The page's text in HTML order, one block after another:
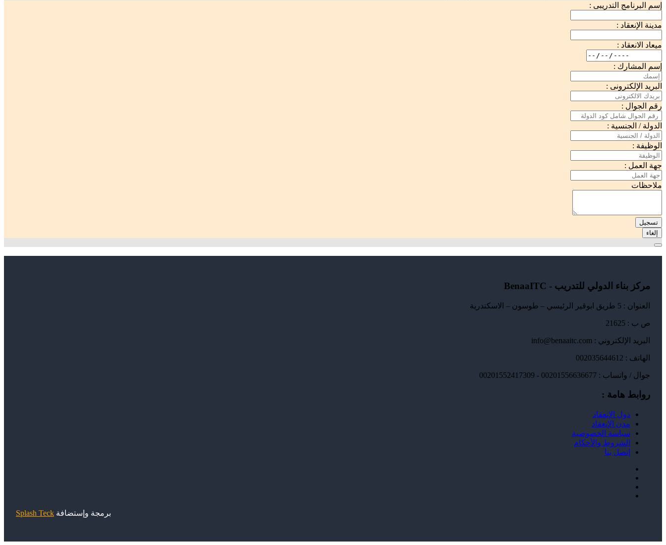
إسم البرنامج التدريبى :
مدينة الإنعقاد :
ميعاد الانعقاد :
إسم المشارك :
البريد الإلكترونى :
رقم الجوال :
الدولة / الجنسية :
الوظيفة :
جهة العمل :
ملاحظات
تسجيل
إلغاء
مركز بناء الدولي للتدريب - BenaaITC
العنوان : 5 طريق ابوقير الرئيسي – طوسون – الاسكندرية
ص ب : 21625
البريد الإلكتروني : info@benaaitc.com
الهاتف : 002035644612
جوال / واتساب : 00201556636677 - 00201552417309
روابط هامة :
دول الإنعقاد
مدن الإنعقاد
سياسة الخصوصية
الشروط والأحكام
إتصل بنا
برمجة وإستضافة Splash Teck